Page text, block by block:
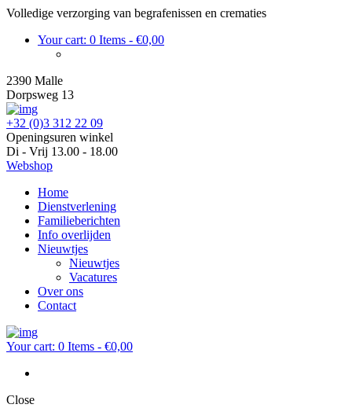
Volledige verzorging van begrafenissen en crematies
Your cart: 0 Items - €0,00
2390 Malle
Dorpsweg 13
+32 (0)3 312 22 09
Openingsuren winkel
Di - Vrij 13.00 - 18.00
Webshop
Home
Dienstverlening
Familieberichten
Info overlijden
Nieuwtjes
Nieuwtjes
Vacatures
Over ons
Contact
Your cart: 0 Items - €0,00
Close